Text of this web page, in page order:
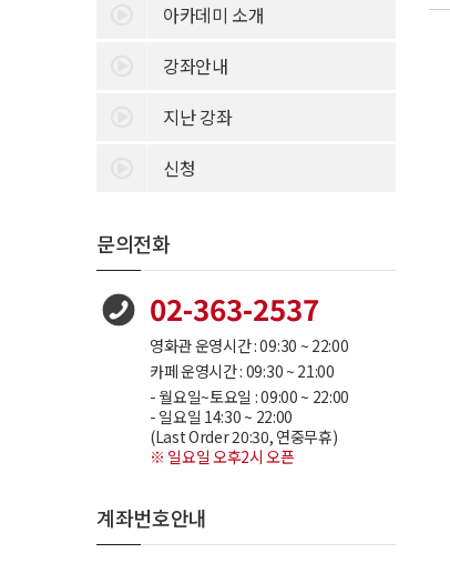
아카데미 소개
강좌안내
지난 강좌
신청
문의전화
02-363-2537
영화관 운영시간 : 09:30 ~ 22:00
카페 운영시간 : 09:30 ~ 21:00
- 월요일~토요일 : 09:00 ~ 22:00
- 일요일 14:30 ~ 22:00
(Last Order 20:30, 연중무휴)
※ 일요일 오후2시 오픈
계좌번호안내